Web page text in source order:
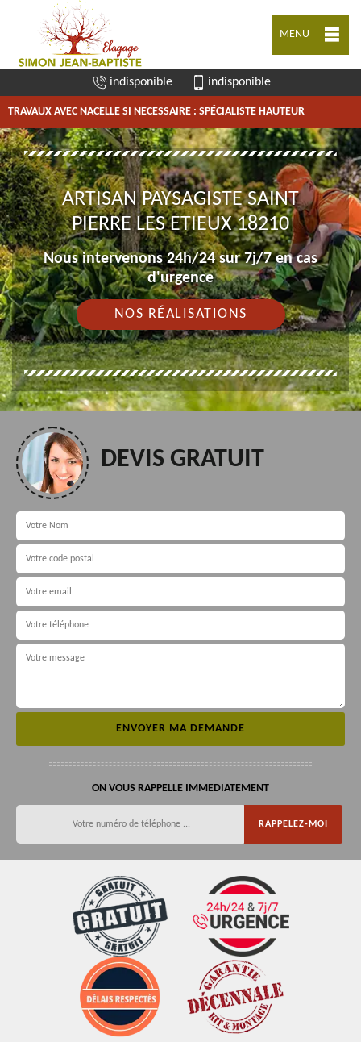
MENU
indisponible indisponible
TRAVAUX AVEC NACELLE SI NECESSAIRE : SPÉCIALISTE HAUTEUR
ARTISAN PAYSAGISTE SAINT
PIERRE LES ETIEUX 18210
Nous intervenons 24h/24 sur 7j/7 en cas
d'urgence
NOS RÉALISATIONS
DEVIS GRATUIT
ON VOUS RAPPELLE IMMEDIATEMENT